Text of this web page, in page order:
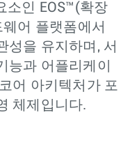
소인 EOS™(확장
어 플랫폼에서
성을 유지하며, 서
능과 어플리케이
어 아키텍처가 포
체제입니다.